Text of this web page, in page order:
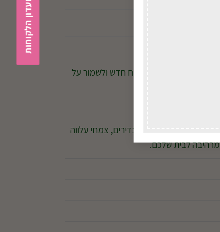
קבוע יסייע לעודד צימוח חדש ולשמור על
רחב של צמחי בית נדירים, צמחי עלווה
לבית שלכם.